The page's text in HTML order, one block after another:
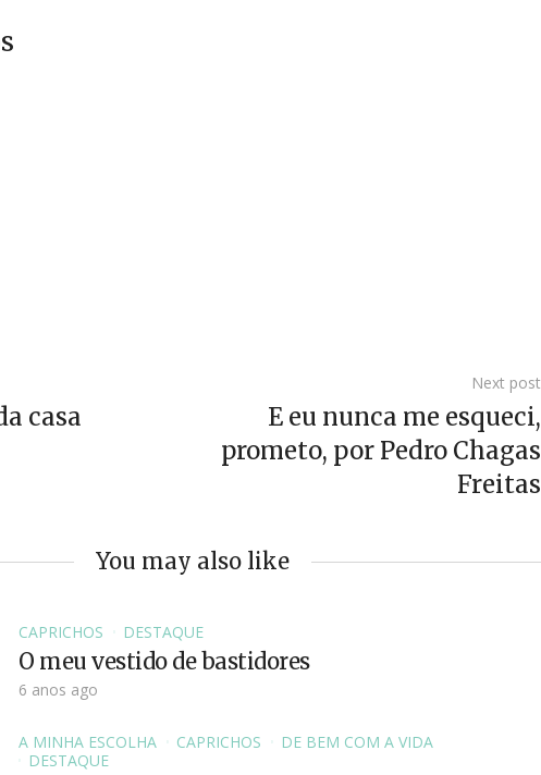
casa
Next post
E eu nunca me esqueci,
prometo, por Pedro Chagas
Freitas
You may also like
CAPRICHOS DESTAQUE
O meu vestido de bastidores
6 anos ago
A MINHA ESCOLHA CAPRICHOS
DE BEM COM A VIDA
DESTAQUE